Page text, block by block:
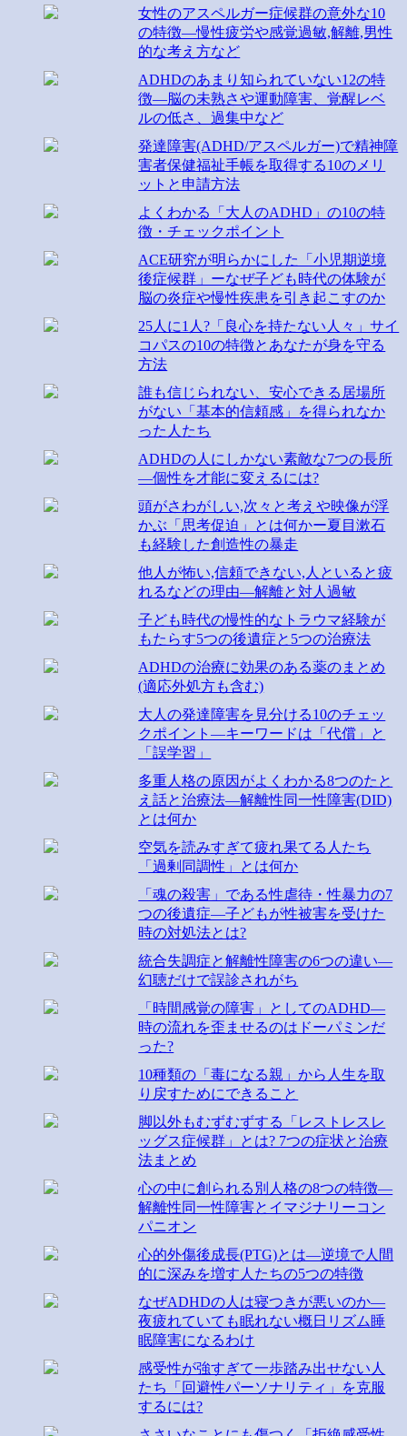
女性のアスペルガー症候群の意外な10
の特徴―慢性疲労や感覚過敏,解離,男性
的な考え方など
ADHDのあまり知られていない12の特
徴―脳の未熟さや運動障害、覚醒レベ
ルの低さ、過集中など
発達障害(ADHD/アスペルガー)で精神障
害者保健福祉手帳を取得する10のメリ
ットと申請方法
よくわかる「大人のADHD」の10の特
徴・チェックポイント
ACE研究が明らかにした「小児期逆境
後症候群」ーなぜ子ども時代の体験が
脳の炎症や慢性疾患を引き起こすのか
25人に1人?「良心を持たない人々」サイ
コパスの10の特徴とあなたが身を守る
方法
誰も信じられない、安心できる居場所
がない「基本的信頼感」を得られなか
った人たち
ADHDの人にしかない素敵な7つの長所
―個性を才能に変えるには?
頭がさわがしい,次々と考えや映像が浮
かぶ「思考促迫」とは何かー夏目漱石
も経験した創造性の暴走
他人が怖い,信頼できない,人といると疲
れるなどの理由―解離と対人過敏
子ども時代の慢性的なトラウマ経験が
もたらす5つの後遺症と5つの治療法
ADHDの治療に効果のある薬のまとめ
(適応外処方も含む)
大人の発達障害を見分ける10のチェッ
クポイント―キーワードは「代償」と
「誤学習」
多重人格の原因がよくわかる8つのたと
え話と治療法―解離性同一性障害(DID)
とは何か
空気を読みすぎて疲れ果てる人たち
「過剰同調性」とは何か
「魂の殺害」である性虐待・性暴力の7
つの後遺症―子どもが性被害を受けた
時の対処法とは?
統合失調症と解離性障害の6つの違い―
幻聴だけで誤診されがち
「時間感覚の障害」としてのADHD―
時の流れを歪ませるのはドーパミンだ
った?
10種類の「毒になる親」から人生を取
り戻すためにできること
脚以外もむずむずする「レストレスレ
ッグス症候群」とは? 7つの症状と治療
法まとめ
心の中に創られる別人格の8つの特徴―
解離性同一性障害とイマジナリーコン
パニオン
心的外傷後成長(PTG)とは―逆境で人間
的に深みを増す人たちの5つの特徴
なぜADHDの人は寝つきが悪いのか―
夜疲れていても眠れない概日リズム睡
眠障害になるわけ
感受性が強すぎて一歩踏み出せない人
たち「回避性パーソナリティ」を克服
するには?